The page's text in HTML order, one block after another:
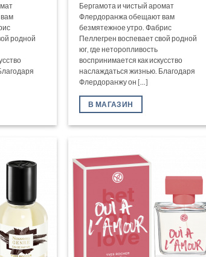
родной
Бергамота и чистый аромат
Флердоранжа обещают вам
безмятежное утро. Фабрис
Пеллегрен воспевает свой родной
юг, где неторопливость
воспринимается как искусство
наслаждаться жизнью. Благодаря
Флердоранжу он [...]
В МАГАЗИН